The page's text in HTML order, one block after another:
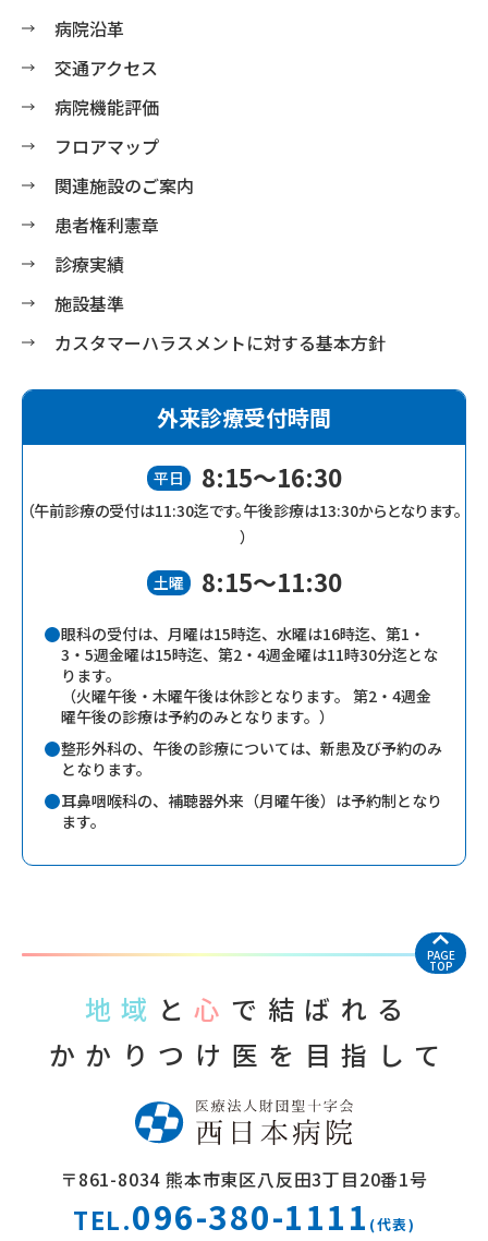
病院沿革
交通アクセス
病院機能評価
フロアマップ
関連施設のご案内
患者権利憲章
診療実績
施設基準
カスタマーハラスメントに対する基本方針
外来診療受付時間
平日 8:15～16:30
（午前診療の受付は11:30迄です。午後診療は13:30からとなります。
）
土曜 8:15～11:30
眼科の受付は、月曜は15時迄、水曜は16時迄、第1・
3・5週金曜は15時迄、第2・4週金曜は11時30分迄とな
ります。
（火曜午後・木曜午後は休診となります。 第2・4週金
曜午後の診療は予約のみとなります。）
整形外科の、午後の診療については、新患及び予約のみ
となります。
耳鼻咽喉科の、補聴器外来（月曜午後）は予約制となり
ます。
PAGE
TOP
地域 と心 で結ばれる
かかりつけ医を目指して
〒861-8034熊本市東区八反田3丁目20番1号
TEL.096-380-1111 (代表)